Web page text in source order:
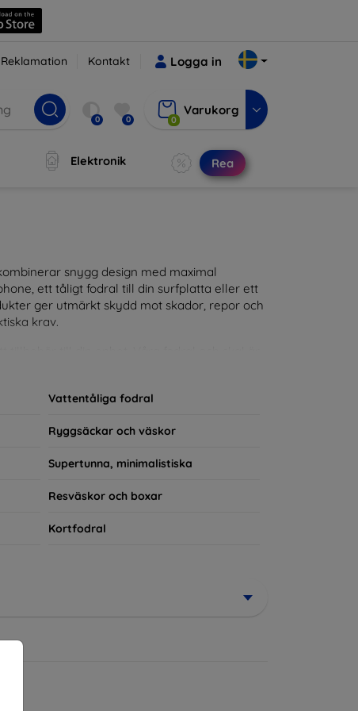
Reklamation Kontakt Logga in
0 0 0
Varukorg
Elektronik Rea
snygg design med maximal
ett tåligt fodral till din surfplatta eller ett
ger utmärkt skydd mot skador, repor och
krav.
del av din vardagsoutfit. För teknikälskare
Vattentåliga fodral
Ryggsäckar och väskor
Supertunna, minimalistiska
Resväskor och boxar
Kortfodral